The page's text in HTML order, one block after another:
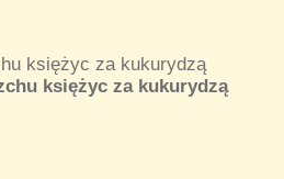
księżyc za kukurydzą